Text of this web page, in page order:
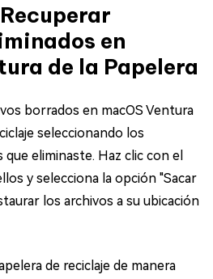
en
de la Papelera
borrados en macOS Ventura
seleccionando los
eliminaste. Haz clic con el
y selecciona la opción "Sacar
los archivos a su ubicación
de reciclaje de manera